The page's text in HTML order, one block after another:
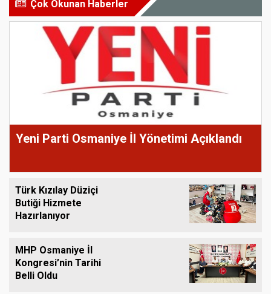
Çok Okunan Haberler
Yeni Parti Osmaniye İl Yönetimi Açıklandı
Türk Kızılay Düziçi
Butiği Hizmete
Hazırlanıyor
MHP Osmaniye İl
Kongresi’nin Tarihi
Belli Oldu